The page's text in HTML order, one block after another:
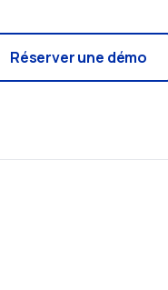
Réserver une démo